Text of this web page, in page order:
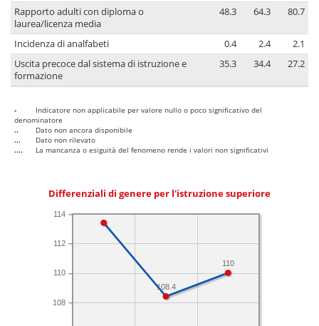
Rapporto adulti con diploma o
laurea/licenza media
48.3 64.3 80.7
Incidenza di analfabeti 0.4 2.4
2.1
Uscita precoce dal sistema di istruzione e
formazione
35.3 34.4 27.2
-
Indicatore non applicabile per valore nullo o poco significativo del
denominatore
..
Dato non ancora disponibile
...
Dato non rilevato
....
La mancanza o esiguità del fenomeno rende i valori non significativi
Differenziali di genere per l'istruzione superiore
108
110
112
114
110
108.4